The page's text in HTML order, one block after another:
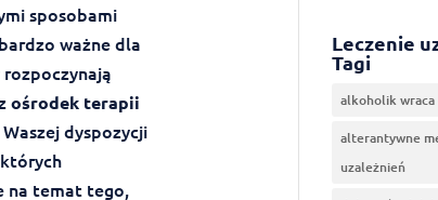
sposobami
ważne dla
ośrodek terapii
dyspozycji
na temat tego,
Leczenie
Tagi
alkoholik wraca
alterantywne
uzależnień